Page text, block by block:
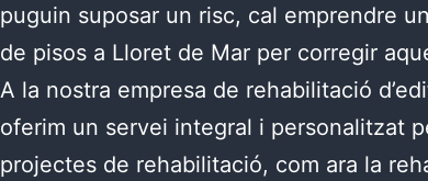
puguin suposar un risc, cal emprendre
de pisos a Lloret de Mar per corregir
A la nostra empresa de rehabilitació
oferim un servei integral i personalitzat
projectes de rehabilitació, com ara la